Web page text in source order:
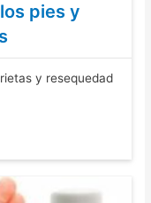
pies y
y resequedad